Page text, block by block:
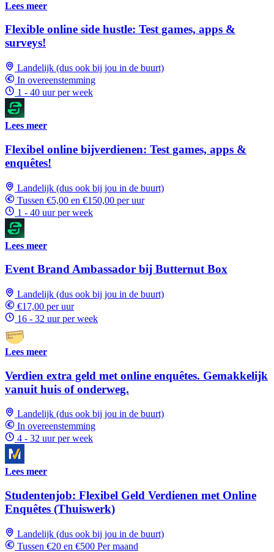
Lees meer
Flexible online side hustle: Test games, apps &
surveys!
Landelijk (dus ook bij jou in de buurt)
In overeenstemming
1 - 40 uur per week
Lees meer
Flexibel online bijverdienen: Test games, apps &
enquêtes!
Landelijk (dus ook bij jou in de buurt)
Tussen €5,00 en €150,00 per uur
1 - 40 uur per week
Lees meer
Event Brand Ambassador bij Butternut Box
Landelijk (dus ook bij jou in de buurt)
€17,00 per uur
16 - 32 uur per week
Lees meer
Verdien extra geld met online enquêtes. Gemakkelijk
vanuit huis of onderweg.
Landelijk (dus ook bij jou in de buurt)
In overeenstemming
4 - 32 uur per week
Lees meer
Studentenjob: Flexibel Geld Verdienen met Online
Enquêtes (Thuiswerk)
Landelijk (dus ook bij jou in de buurt)
Tussen €20 en €500 Per maand